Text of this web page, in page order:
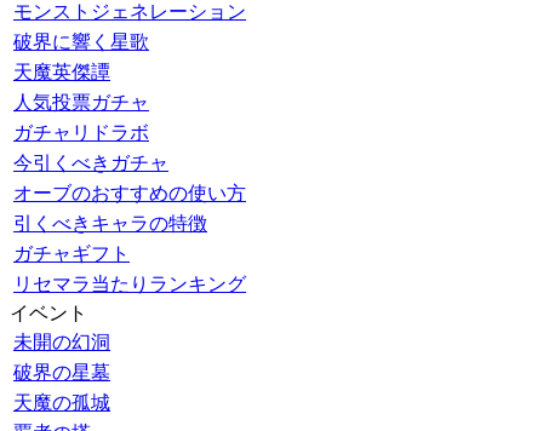
モンストジェネレーション
破界に響く星歌
天魔英傑譚
人気投票ガチャ
ガチャリドラボ
今引くべきガチャ
オーブのおすすめの使い方
引くべきキャラの特徴
ガチャギフト
リセマラ当たりランキング
イベント
未開の幻洞
破界の星墓
天魔の孤城